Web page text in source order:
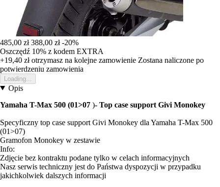
485,00 zł 388,00 zł -20%
Oszczędź 10% z kodem EXTRA
+19,40 złotrzymasz na kolejne zamowienie Zostana naliczone po
potwierdzeniu zamowienia
Loading...
Opis
Yamaha T-Max 500 (01>07 )- Top case support Givi Monokey
Specyficzny top case support Givi Monokey dla Yamaha T-Max 500
(01>07)
Gramofon Monokey w zestawie
Info:
Zdjęcie bez kontraktu podane tylko w celach informacyjnych
Nasz serwis techniczny jest do Państwa dyspozycji w przypadku
jakichkolwiek dalszych informacji